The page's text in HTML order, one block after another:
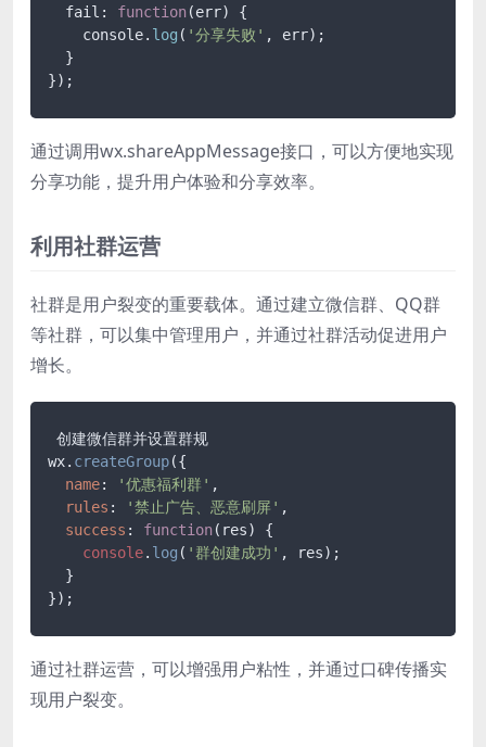
  fail:
function(err)
{
    console.
log ( '分享失败' , err);
  }
});
通过调用wx.shareAppMessage接口，可以方便地实现
分享功能，提升用户体验和分享效率。
利用社群运营
社群是用户裂变的重要载体。通过建立微信群、QQ群
等社群，可以集中管理用户，并通过社群活动促进用户
增长。
创建微信群并设置群规
wx. createGroup({
name: '优惠福利群' ,
rules : '禁止广告、恶意刷屏' ,
success : function( res) {
console. log ( '群创建成功' , res);
  }
});
通过社群运营，可以增强用户粘性，并通过口碑传播实
现用户裂变。